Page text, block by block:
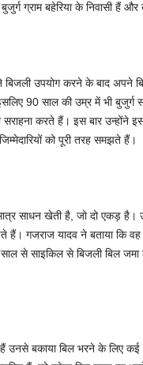
ग्राम बहेरिया के निवासी हैं और
बिजली उपयोग करने के बाद
90 साल की उम्र में भी
करते हैं। इस बार उन्होंने
को पूरी तरह समझते हैं।
साधन खेती है, जो दो एकड़ है।
हैं। गजराज यादव ने बताया कि
से साइकिल से बिजली बिल
उनसे बकाया बिल भरने के लिए